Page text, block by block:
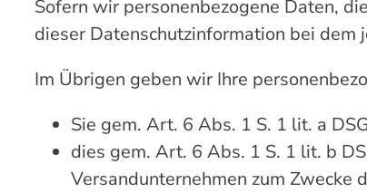
Sofern wir personenbezogene Daten,
dieser Datenschutzinformation bei
Im Übrigen geben wir Ihre
Sie gem. Art. 6 Abs. 1 S. 1 lit. a
dies gem. Art. 6 Abs. 1 S. 1 lit. b
Versandunternehmen zum